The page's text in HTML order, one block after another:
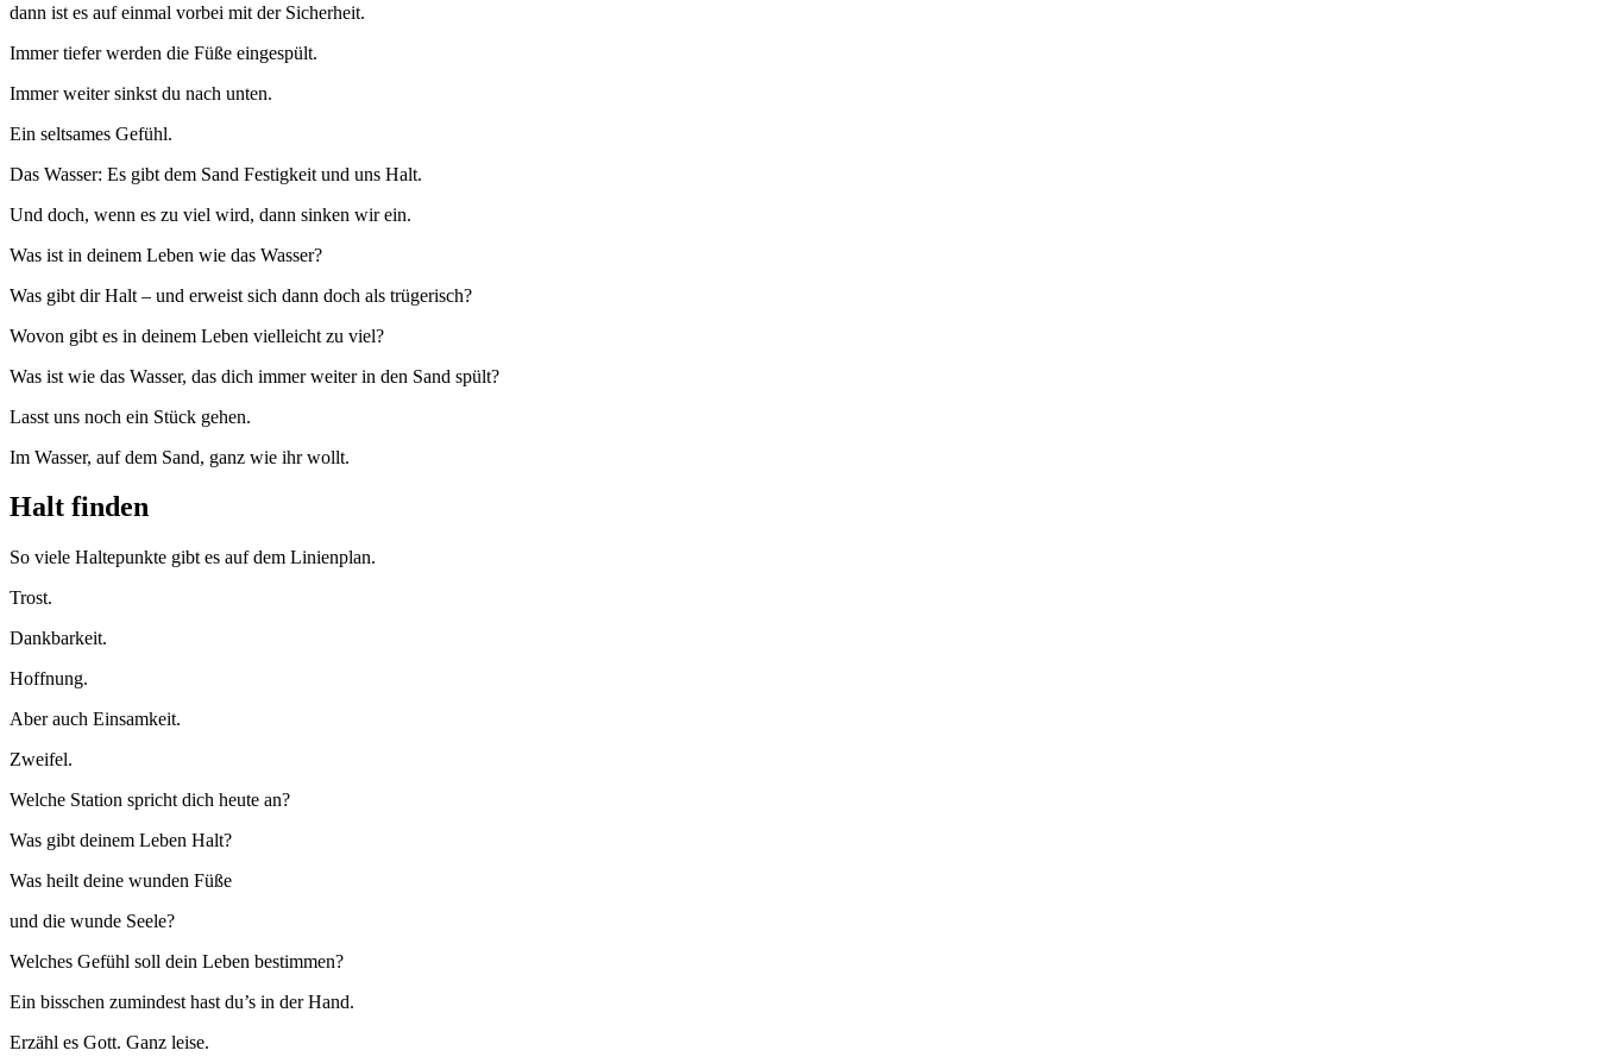
dann ist es auf einmal vorbei mit der Sicherheit.
Immer tiefer werden die Füße eingespült.
Immer weiter sinkst du nach unten.
Ein seltsames Gefühl.
Das Wasser: Es gibt dem Sand Festigkeit und uns Halt.
Und doch, wenn es zu viel wird, dann sinken wir ein.
Was ist in deinem Leben wie das Wasser?
Was gibt dir Halt – und erweist sich dann doch als trügerisch?
Wovon gibt es in deinem Leben vielleicht zu viel?
Was ist wie das Wasser, das dich immer weiter in den Sand spült?
Lasst uns noch ein Stück gehen.
Im Wasser, auf dem Sand, ganz wie ihr wollt.
Halt finden
So viele Haltepunkte gibt es auf dem Linienplan.
Trost.
Dankbarkeit.
Hoffnung.
Aber auch Einsamkeit.
Zweifel.
Welche Station spricht dich heute an?
Was gibt deinem Leben Halt?
Was heilt deine wunden Füße
und die wunde Seele?
Welches Gefühl soll dein Leben bestimmen?
Ein bisschen zumindest hast du’s in der Hand.
Erzähl es Gott. Ganz leise.